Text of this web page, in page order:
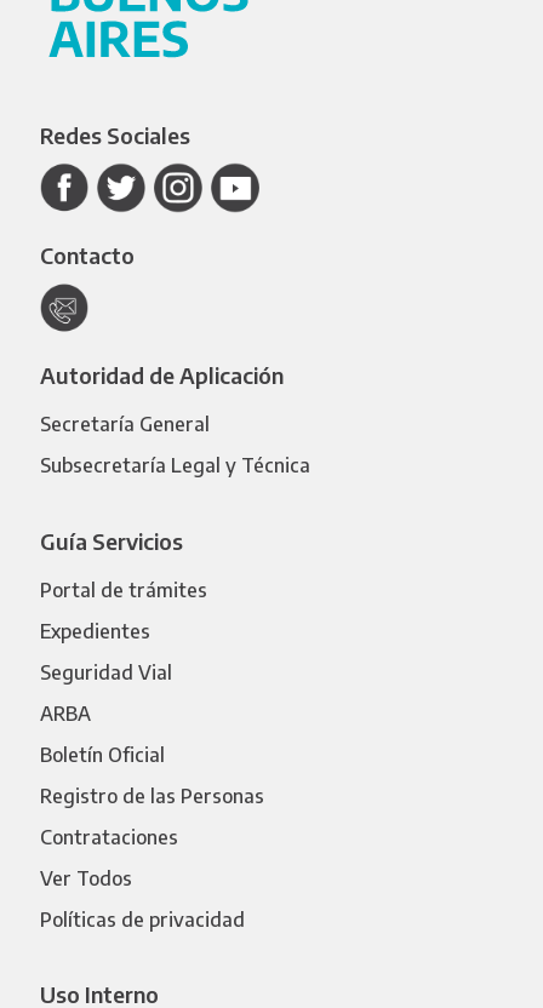
Redes Sociales
Contacto
Autoridad de Aplicación
Secretaría General
Subsecretaría Legal y Técnica
Guía Servicios
Portal de trámites
Expedientes
Seguridad Vial
ARBA
Boletín Oficial
Registro de las Personas
Contrataciones
Ver Todos
Políticas de privacidad
Uso Interno